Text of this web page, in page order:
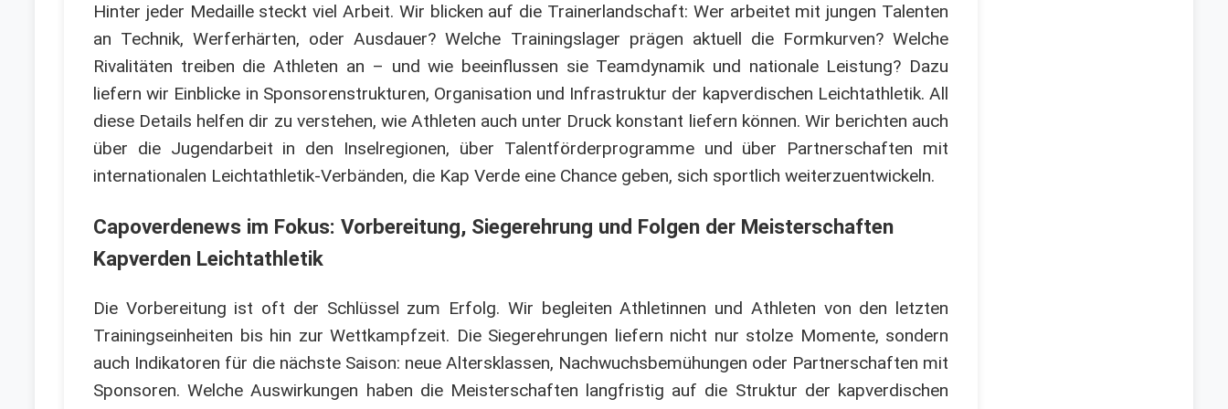
Hinter jeder Medaille steckt viel Arbeit. Wir blicken auf die Trainerlandschaft: Wer arbeitet mit jungen Talenten
an Technik, Werferhärten, oder Ausdauer? Welche Trainingslager prägen aktuell die Formkurven? Welche
Rivalitäten treiben die Athleten an – und wie beeinflussen sie Teamdynamik und nationale Leistung? Dazu
liefern wir Einblicke in Sponsorenstrukturen, Organisation und Infrastruktur der kapverdischen Leichtathletik. All
diese Details helfen dir zu verstehen, wie Athleten auch unter Druck konstant liefern können. Wir berichten auch
über die Jugendarbeit in den Inselregionen, über Talentförderprogramme und über Partnerschaften mit
internationalen Leichtathletik-Verbänden, die Kap Verde eine Chance geben, sich sportlich weiterzuentwickeln.
Capoverdenews im Fokus: Vorbereitung, Siegerehrung und Folgen der Meisterschaften
Kapverden Leichtathletik
Die Vorbereitung ist oft der Schlüssel zum Erfolg. Wir begleiten Athletinnen und Athleten von den letzten
Trainingseinheiten bis hin zur Wettkampfzeit. Die Siegerehrungen liefern nicht nur stolze Momente, sondern
auch Indikatoren für die nächste Saison: neue Altersklassen, Nachwuchsbemühungen oder Partnerschaften mit
Sponsoren. Welche Auswirkungen haben die Meisterschaften langfristig auf die Struktur der kapverdischen